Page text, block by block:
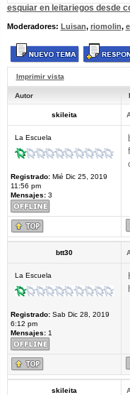
esquiar en leitariegos desde
Moderadores: Luisan, riomolin,
Imprimir vista
Autor
skileita
La Escuela
Registrado:Mié Dic 25, 2019
11:56 pm
Mensajes:3
btt30
La Escuela
Registrado:Sab Dic 28, 2019
6:12 pm
Mensajes:1
skileita